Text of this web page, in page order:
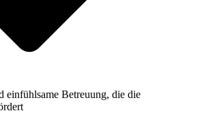
einfühlsame Betreuung, die die